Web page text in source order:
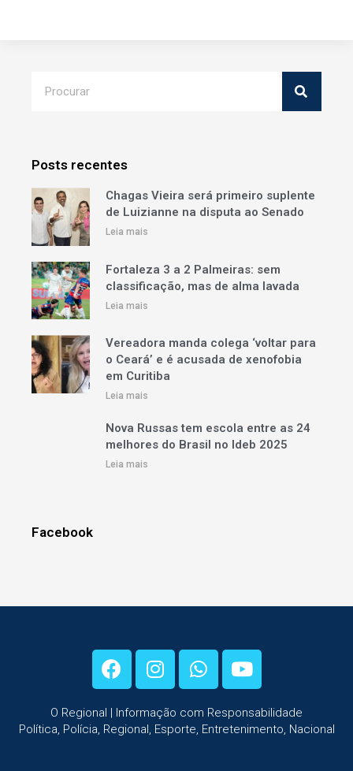
Posts recentes
Chagas Vieira será primeiro suplente
de Luizianne na disputa ao Senado
Leia mais
Fortaleza 3 a 2 Palmeiras: sem
classificação, mas de alma lavada
Leia mais
Vereadora manda colega ‘voltar para
o Ceará’ e é acusada de xenofobia
em Curitiba
Leia mais
Nova Russas tem escola entre as 24
melhores do Brasil no Ideb 2025
Leia mais
Facebook
O Regional | Informação com Responsabilidade
Política, Polícia, Regional, Esporte, Entretenimento, Nacional